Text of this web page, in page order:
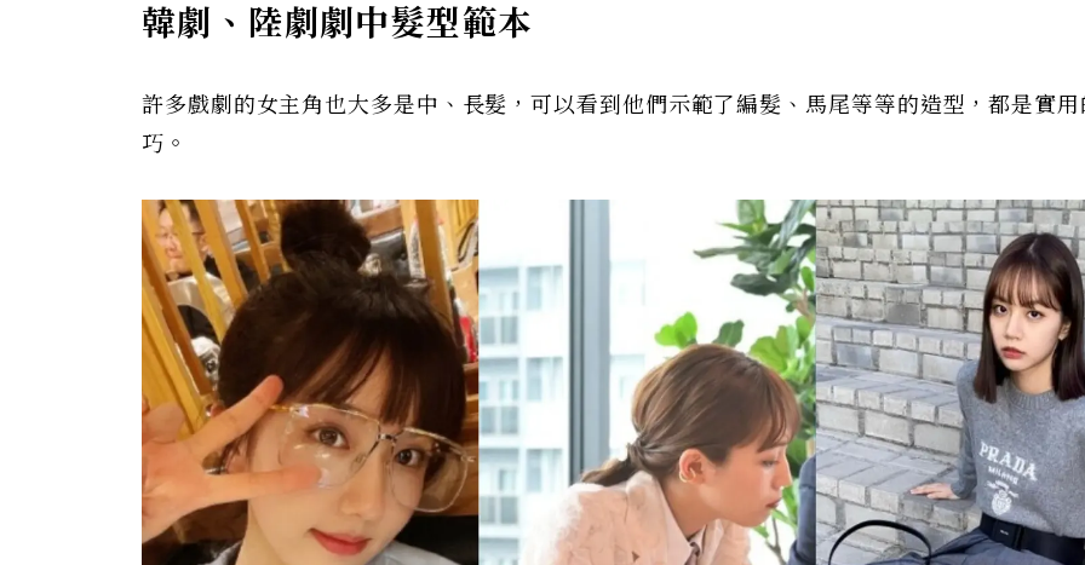
韓劇、陸劇劇中髮型範本
許多戲劇的女主角也大多是中、長髮，可以看到他們示範了編髮、馬尾等等的造型，都是實
巧。